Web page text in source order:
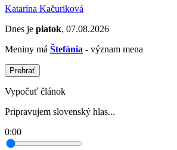
Katarína Kačuriková
Dnes je piatok, 07.08.2026
Meniny má Štefánia - význam mena
Prehrať
Vypočuť článok
Pripravujem slovenský hlas...
0:00